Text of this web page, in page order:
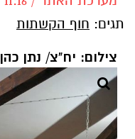
תגים: חוף הקשתות
צילום: יח"צ/ נתן כהן